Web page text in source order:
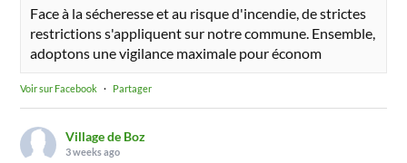
Face à la sécheresse et au risque d'incendie, de strictes
restrictions s'appliquent sur notre commune. Ensemble,
adoptons une vigilance maximale pour économ
Voir sur Facebook · Partager
Village de Boz
3 weeks ago